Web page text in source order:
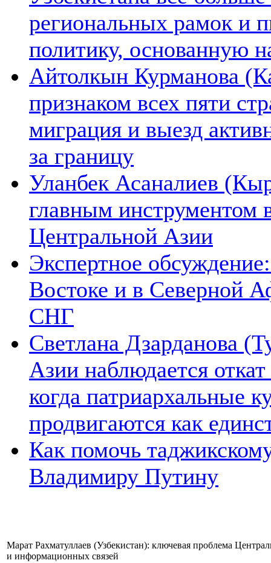
региональных рамок и
политику, основанную
Айтолкын Курманова
признаком всех пяти
миграция и выезд
за границу
Уланбек Асаналиев
главным инструментом
Центральной Азии
Экспертное
Востоке и в Северной
СНГ
Светлана Дзарданова
Азии наблюдается
когда патриархальные
продвигаются как
Как помочь
Владимиру Путину
Марат Рахматуллаев (Узбекистан): ключевая проблема
и информационных связей